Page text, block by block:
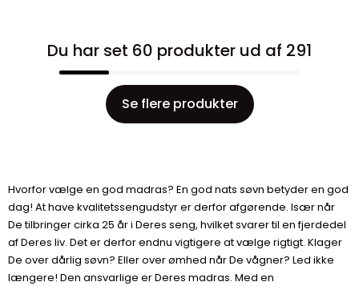
Du har set 60 produkter ud af 291
Se flere produkter
Hvorfor vælge en god madras? En god nats søvn betyder en god
dag! At have kvalitetssengudstyr er derfor afgørende. Især når
De tilbringer cirka 25 år i Deres seng, hvilket svarer til en fjerdedel
af Deres liv. Det er derfor endnu vigtigere at vælge rigtigt. Klager
De over dårlig søvn? Eller over ømhed når De vågner? Led ikke
længere! Den ansvarlige er Deres madras. Med en